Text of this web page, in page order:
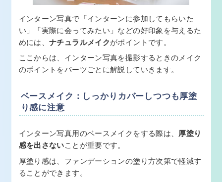
インターン写真で「インターンに参加してもらいた
い」「実際に会ってみたい」などの好印象を与えるた
めには、 ナチュラルメイクがポイントです。
ここからは、インターン写真を撮影するときのメイク
のポイントをパーツごとに解説していきます。
ベースメイク：しっかりカバーしつつも厚塗
り感に注意
インターン写真用のベースメイクをする際は、 厚塗り
感を出さないことが重要です。
厚塗り感は、ファンデーションの塗り方次第で軽減す
ることができます。